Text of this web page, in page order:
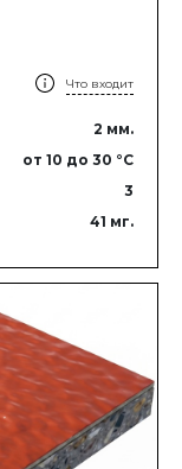
Что входит
2 мм.
от 10 до 30 °C
3
41 мг.